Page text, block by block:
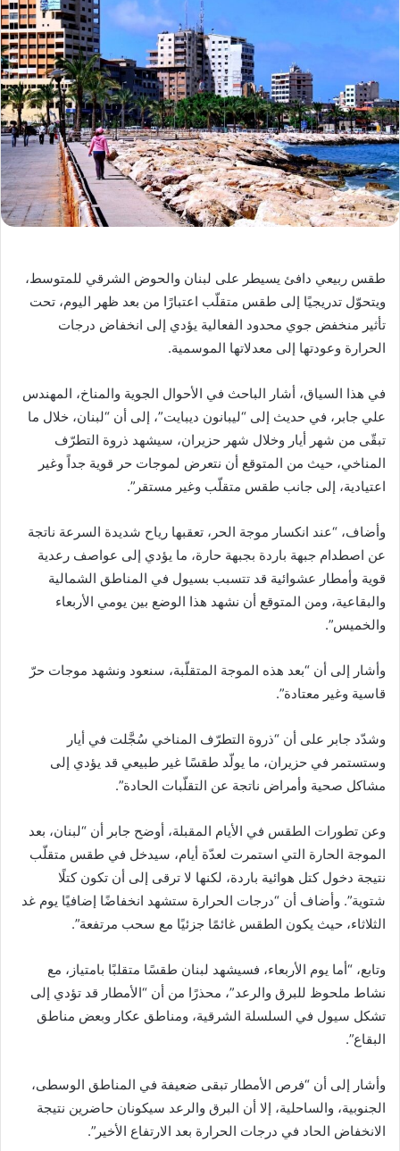
طقس ربيعي دافئ يسيطر على لبنان والحوض الشرقي للمتوسط،
ويتحوّل تدريجيًا إلى طقس متقلّب اعتبارًا من بعد ظهر اليوم، تحت
تأثير منخفض جوي محدود الفعالية يؤدي إلى انخفاض درجات
الحرارة وعودتها إلى معدلاتها الموسمية.
في هذا السياق، أشار الباحث في الأحوال الجوية والمناخ، المهندس
علي جابر، في حديث إلى “ليبانون ديبايت”، إلى أن “لبنان، خلال ما
تبقّى من شهر أيار وخلال شهر حزيران، سيشهد ذروة التطرّف
المناخي، حيث من المتوقع أن نتعرض لموجات حر قوية جداً وغير
اعتيادية، إلى جانب طقس متقلّب وغير مستقر”.
وأضاف، “عند انكسار موجة الحر، تعقبها رياح شديدة السرعة ناتجة
عن اصطدام جبهة باردة بجبهة حارة، ما يؤدي إلى عواصف رعدية
قوية وأمطار عشوائية قد تتسبب بسيول في المناطق الشمالية
والبقاعية، ومن المتوقع أن نشهد هذا الوضع بين يومي الأربعاء
والخميس”.
وأشار إلى أن “بعد هذه الموجة المتقلّبة، سنعود ونشهد موجات حرّ
قاسية وغير معتادة”.
وشدّد جابر على أن “ذروة التطرّف المناخي سُجَّلت في أيار
وستستمر في حزيران، ما يولّد طقسًا غير طبيعي قد يؤدي إلى
مشاكل صحية وأمراض ناتجة عن التقلّبات الحادة”.
وعن تطورات الطقس في الأيام المقبلة، أوضح جابر أن “لبنان، بعد
الموجة الحارة التي استمرت لعدّة أيام، سيدخل في طقس متقلّب
نتيجة دخول كتل هوائية باردة، لكنها لا ترقى إلى أن تكون كتلًا
شتوية”. وأضاف أن “درجات الحرارة ستشهد انخفاضًا إضافيًا يوم غد
الثلاثاء، حيث يكون الطقس غائمًا جزئيًا مع سحب مرتفعة”.
وتابع، “أما يوم الأربعاء، فسيشهد لبنان طقسًا متقلبًا بامتياز، مع
نشاط ملحوظ للبرق والرعد”، محذرًا من أن “الأمطار قد تؤدي إلى
تشكل سيول في السلسلة الشرقية، ومناطق عكار وبعض مناطق
البقاع”.
وأشار إلى أن “فرص الأمطار تبقى ضعيفة في المناطق الوسطى،
الجنوبية، والساحلية، إلا أن البرق والرعد سيكونان حاضرين نتيجة
الانخفاض الحاد في درجات الحرارة بعد الارتفاع الأخير”.